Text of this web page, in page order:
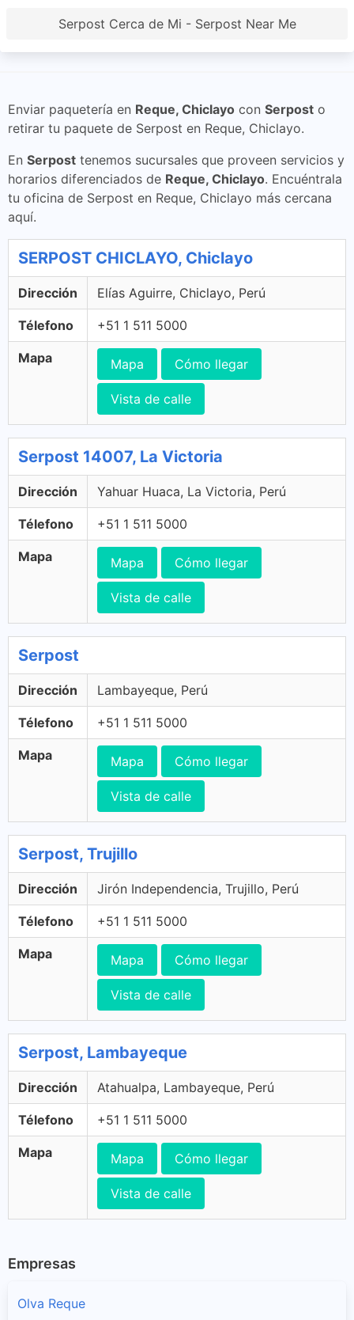
Serpost Cerca de Mi - Serpost Near Me
Enviar paquetería en Reque, Chiclayo con Serpost o
retirar tu paquete de Serpost en Reque, Chiclayo.
En Serpost tenemos sucursales que proveen servicios y
horarios diferenciados de Reque, Chiclayo. Encuéntrala
tu oficina de Serpost en Reque, Chiclayo más cercana
aquí.
SERPOST CHICLAYO, Chiclayo
Dirección Elías Aguirre, Chiclayo, Perú
Télefono +51 1 511 5000
Mapa Mapa Cómo llegar
Vista de calle
Serpost 14007, La Victoria
Dirección Yahuar Huaca, La Victoria, Perú
Télefono +51 1 511 5000
Mapa Mapa Cómo llegar
Vista de calle
Serpost
Dirección Lambayeque, Perú
Télefono +51 1 511 5000
Mapa Mapa Cómo llegar
Vista de calle
Serpost, Trujillo
Dirección Jirón Independencia, Trujillo, Perú
Télefono +51 1 511 5000
Mapa Mapa Cómo llegar
Vista de calle
Serpost, Lambayeque
Dirección Atahualpa, Lambayeque, Perú
Télefono +51 1 511 5000
Mapa Mapa Cómo llegar
Vista de calle
Empresas
Olva Reque